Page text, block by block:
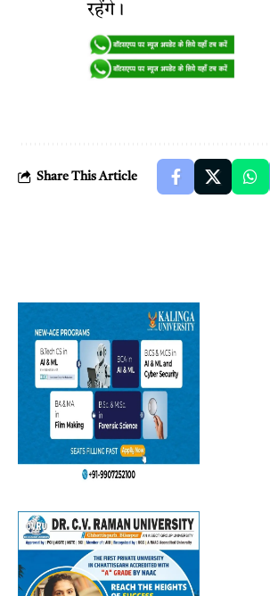
रहेंगे।
Share This Article